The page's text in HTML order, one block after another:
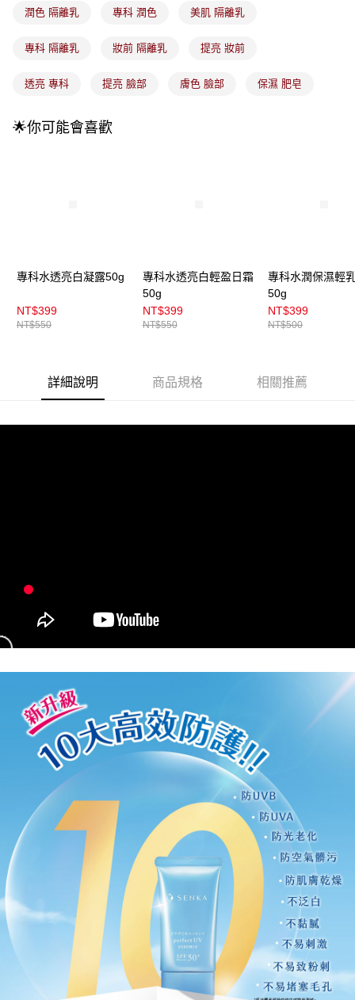
消。如遇「轉專審核」未通過狀況，表示未達大哥付你分期系統評分，恕無
法說明評估內容。
1.分期款項不併入電信帳單，「大哥付你分期」於每月結算日後寄送繳費提
2.透過簡訊連結打開帳單後，可選擇「超商條碼／台灣大直營門市／銀行轉
帳／街口支付／iPASS MONEY」等通路繳費。
【注意事項】
1.本服務係由「台灣大哥大股份有限公司」（以下簡稱本公司）所提供，讓
每筆NT$100，滿NT$899(含以上)免運費
7-11取貨付款
付款後7-11取貨
潤色 隔離乳 專科 潤色 美肌 隔離乳
專科 隔離乳 妝前 隔離乳 提亮 妝前
透亮 專科 提亮 臉部 膚色 臉部 保濕 肥皂
🌟你可能會喜歡
專科水透亮白凝露50g
NT$399
NT$550
專科水透亮白輕盈日霜
50g
NT$399
NT$550
專科水潤保濕輕
50g
NT$399
NT$500
詳細說明 商品規格 相關推薦